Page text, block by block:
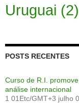
Uruguai (2)
POSTS RECENTES
Curso de R.I.
análise internacional
1 01Etc/GMT+3 julho